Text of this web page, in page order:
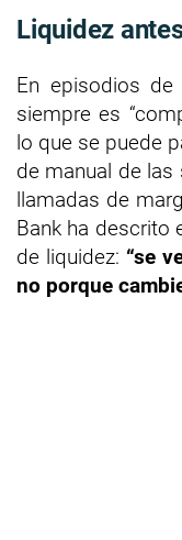
Liquidez
En episodios
siempre es
lo que se puede
de manual de
llamadas de
Bank ha descrito
de liquidez: “se
no porque